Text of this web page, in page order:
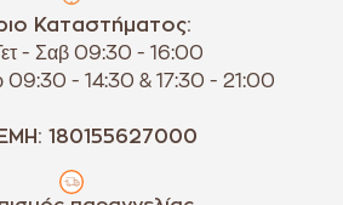
Καταστήματος:
- Σαβ 09:30 - 16:00
09:30 - 14:30 & 17:30 - 21:00
180155627000